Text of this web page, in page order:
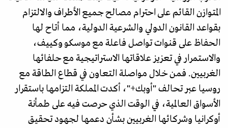
المتوازن القائم على احترام مصالح جميع الأطراف والالتزام
بقواعد القانون الدولي والشرعية الدولية، مما أتاح لها
الحفاظ على قنوات تواصل فاعلة مع موسكو وكييف،
والاستمرار في تعزيز علاقاتها الاستراتيجية مع حلفائها
الغربيين. فمن خلال مواصلة التعاون في قطاع الطاقة مع
روسيا عبر تحالف "أوبك+"، أكدت المملكة التزامها باستقرار
الأسواق العالمية، في الوقت الذي حرصت فيه على طمأنة
أوكرانيا وشركائها الغربيين بشأن دعمها لجهود تحقيق